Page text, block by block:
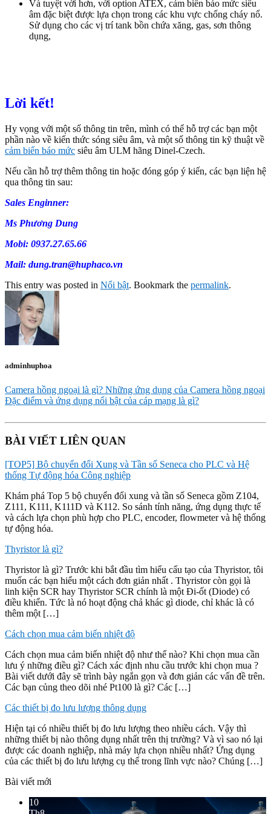
Và tuyệt vời hơn, với option ATEX, cảm biến báo mức siêu
âm đặc biệt được lựa chọn trong các khu vực chống cháy nổ.
Sử dụng cho các vị trí tank bồn chứa xăng, gas, sơn thông
dụng,
Lời kết!
Hy vọng với một số thông tin trên, mình có thể hỗ trợ các bạn một
phần nào về kiến thức sóng siêu âm, và một số thông tin kỹ thuật về
cảm biến báo mức siêu âm ULM hãng Dinel-Czech.
Nếu cần hỗ trợ thêm thông tin hoặc đóng góp ý kiến, các bạn liện hệ
qua thông tin sau:
Sales Enginner:
Ms Phương Dung
Mobi: 0937.27.65.66
Mail: dung.tran@huphaco.vn
This entry was posted in Nổi bật. Bookmark the permalink.
adminhuphoa
Camera hồng ngoại là gì? Những ứng dụng của Camera hồng ngoại
Đặc điểm và ứng dụng nổi bật của cáp mạng là gì?
BÀI VIẾT LIÊN QUAN
[TOP5] Bộ chuyển đổi Xung và Tần số Seneca cho PLC và Hệ
thống Tự động hóa Công nghiệp
Khám phá Top 5 bộ chuyển đổi xung và tần số Seneca gồm Z104,
Z111, K111, K111D và K112. So sánh tính năng, ứng dụng thực tế
và cách lựa chọn phù hợp cho PLC, encoder, flowmeter và hệ thống
tự động hóa.
Thyristor là gì?
Thyristor là gì? Trước khi bắt đầu tìm hiểu cấu tạo của Thyristor, tôi
muốn các bạn hiểu một cách đơn giản nhất . Thyristor còn gọi là
linh kiện SCR hay Thyristor SCR chính là một Đi-ốt (Diode) có
điều khiển. Tức là nó hoạt động chả khác gì diode, chỉ khác là có
thêm một […]
Cách chọn mua cảm biến nhiệt độ
Cách chọn mua cảm biến nhiệt độ như thế nào? Khi chọn mua cần
lưu ý những điều gì? Cách xác định nhu cầu trước khi chọn mua ?
Bài viết dưới đây sẽ trình bày ngắn gọn và đơn giản các vấn đề trên.
Các bạn củng theo dõi nhé Pt100 là gì? Các […]
Các thiết bị đo lưu lượng thông dụng
Hiện tại có nhiều thiết bị đo lưu lượng theo nhiều cách. Vậy thì
những thiết bị nào thông dụng nhất trên thị trường? Và vì sao nó lại
được các doanh nghiệp, nhà máy lựa chọn nhiều nhất? Ứng dụng
của các thiết bị đo lưu lượng cụ thể trong lĩnh vực nào? Chúng […]
Bài viết mới
10